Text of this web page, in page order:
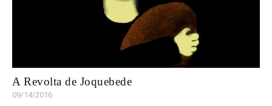
A Revolta de Joquebede
09/14/2016